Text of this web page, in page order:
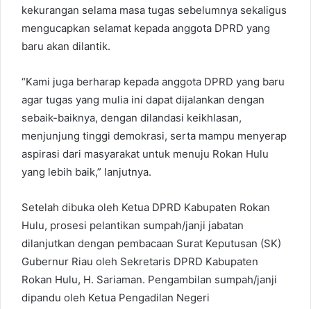
kekurangan selama masa tugas sebelumnya sekaligus
mengucapkan selamat kepada anggota DPRD yang
baru akan dilantik.
“Kami juga berharap kepada anggota DPRD yang baru
agar tugas yang mulia ini dapat dijalankan dengan
sebaik-baiknya, dengan dilandasi keikhlasan,
menjunjung tinggi demokrasi, serta mampu menyerap
aspirasi dari masyarakat untuk menuju Rokan Hulu
yang lebih baik,” lanjutnya.
Setelah dibuka oleh Ketua DPRD Kabupaten Rokan
Hulu, prosesi pelantikan sumpah/janji jabatan
dilanjutkan dengan pembacaan Surat Keputusan (SK)
Gubernur Riau oleh Sekretaris DPRD Kabupaten
Rokan Hulu, H. Sariaman. Pengambilan sumpah/janji
dipandu oleh Ketua Pengadilan Negeri